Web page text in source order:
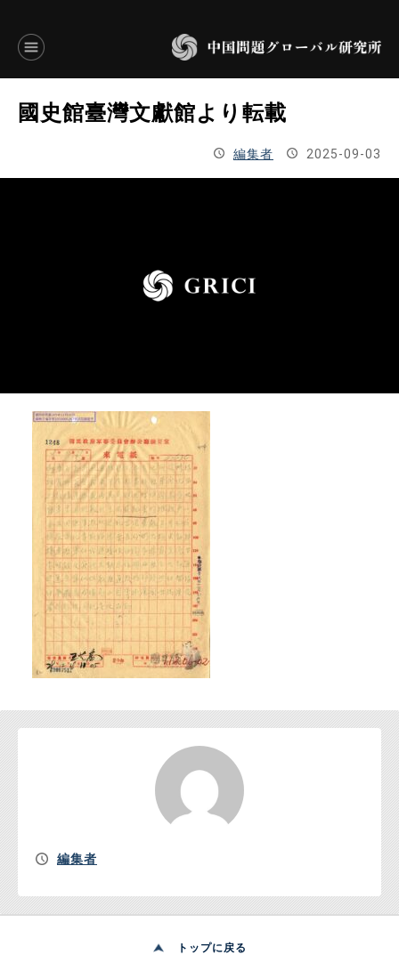
言語別アーカイブ
JAPANESE
お問い合わせ
國史館臺灣文獻館より転載
編集者 2025-09-03
編集者
トップに戻る